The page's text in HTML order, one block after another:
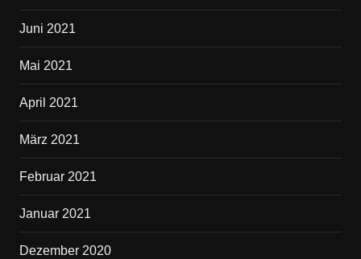
Juni 2021
Mai 2021
April 2021
März 2021
Februar 2021
Januar 2021
Dezember 2020